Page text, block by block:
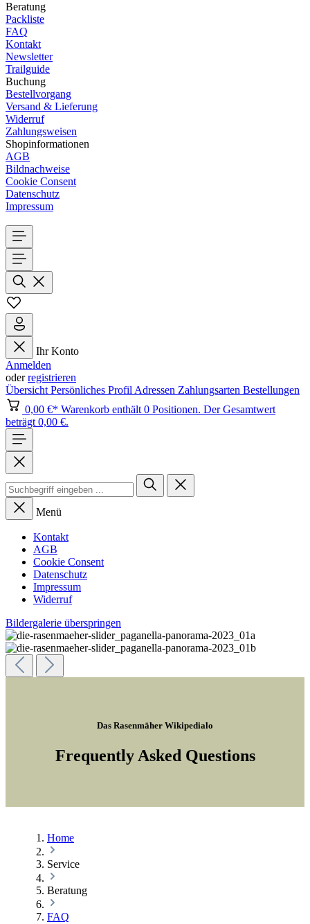
Beratung
Packliste
FAQ
Kontakt
Newsletter
Trailguide
Buchung
Bestellvorgang
Versand & Lieferung
Widerruf
Zahlungsweisen
Shopinformationen
AGB
Bildnachweise
Cookie Consent
Datenschutz
Impressum
Ihr Konto
Anmelden
oderregistrieren
Übersicht Persönliches Profil Adressen Zahlungsarten Bestellungen
0,00 €* Warenkorb enthält 0 Positionen. Der Gesamtwert
beträgt 0,00 €.
Menü
Kontakt
AGB
Cookie Consent
Datenschutz
Impressum
Widerruf
Bildergalerie überspringen
Das Rasenmäher Wikipedialo
Frequently Asked Questions
Home
Service
Beratung
FAQ